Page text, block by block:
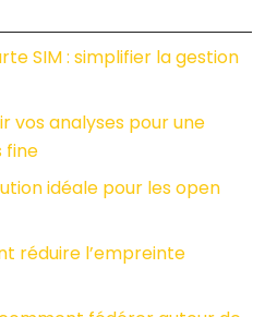
SIM : simplifier la gestion
vos analyses pour une
fine
idéale pour les open
réduire l’empreinte